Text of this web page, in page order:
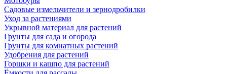
Садовые измельчители и зернодробилки
Уход за растениями
Укрывной материал для растений
Грунты для сада и огорода
Грунты для комнатных растений
Удобрения для растений
Горшки и кашпо для растений